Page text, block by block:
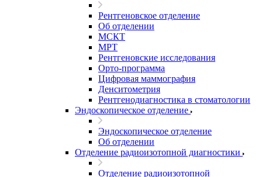
Рентгеновское отделение
Об отделении
МСКТ
МРТ
Рентгеновские исследования
Орто-программа
Цифровая маммография
Денситометрия
Рентгенодиагностика в стоматологии
Эндоскопическое отделение
Эндоскопическое отделение
Об отделении
Отделение радиоизотопной диагностики
Отделение радиоизотопной